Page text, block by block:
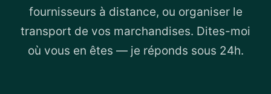
fournisseurs à distance, ou organiser le
transport de vos marchandises. Dites-moi
où vous en êtes — je réponds sous 24h.